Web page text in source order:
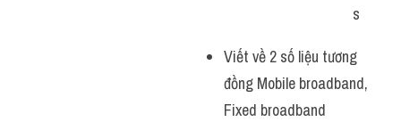
s
Viết về 2 số liệu tương
đồng Mobile broadband,
Fixed broadband